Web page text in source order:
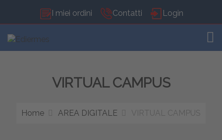
I miei ordini Contatti Login
VIRTUAL CAMPUS
Home AREA DIGITALE VIRTUAL CAMPUS